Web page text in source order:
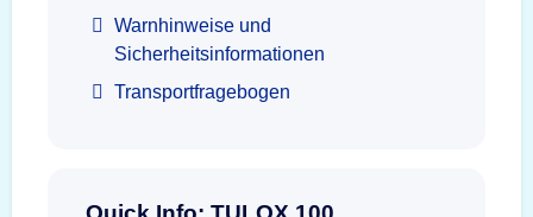
Warnhinweise und
Sicherheitsinformationen
Transportfragebogen